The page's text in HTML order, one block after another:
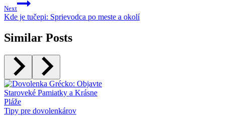
Next
Kde je tučepi: Sprievodca po meste a okolí
Similar Posts
Tipy pre dovolenkárov